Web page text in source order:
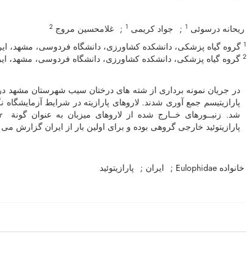
ریحانه درسوئی 1 جواد کریمی 1 غلامحسین مروج2
1 گروه گیاه پزشکی، دانشکده کشاورزی، دانشگاه فردوسی، مشهد،
2 گروه گیاه پزشکی، دانشکده کشاورزی، دانشگاه فردوسی، مشهد،
پارازیتیسم جمع ­آوری شدند. لاروهای پارازیته در شرایط آزمایشگاه
شد. زنبــورهای خــارج شده از لاروهای میزبان به ­عنوان گونة
پارازیتوئید خارجی گروهی بوده و برای اولین بار از ایران گزارش
خانواده Eulophidae
ایران پارازیتوئید